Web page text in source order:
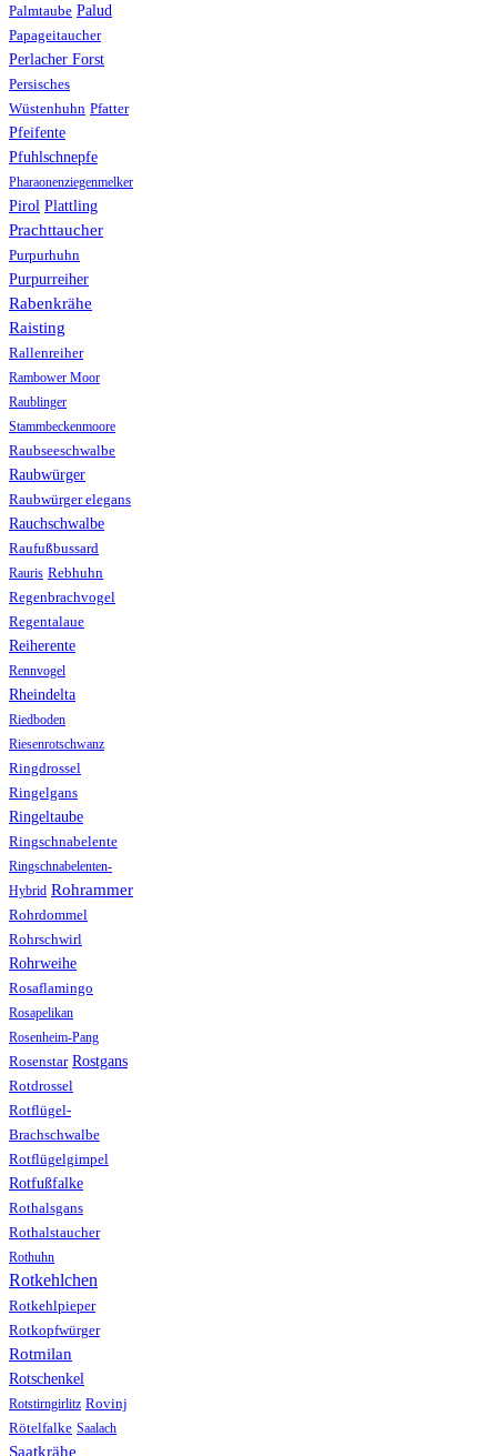
Palmtaube Palud
Papageitaucher
Perlacher Forst
Persisches
Wüstenhuhn Pfatter
Pfeifente
Pfuhlschnepfe
Pharaonenziegenmelker
Pirol Plattling
Prachttaucher
Purpurhuhn
Purpurreiher
Rabenkrähe
Raisting
Rallenreiher
Rambower Moor
Raublinger
Stammbeckenmoore
Raubseeschwalbe
Raubwürger
Raubwürger elegans
Rauchschwalbe
Raufußbussard
Rauris Rebhuhn
Regenbrachvogel
Regentalaue
Reiherente
Rennvogel
Rheindelta
Riedboden
Riesenrotschwanz
Ringdrossel
Ringelgans
Ringeltaube
Ringschnabelente
Ringschnabelenten-
Hybrid Rohrammer
Rohrdommel
Rohrschwirl
Rohrweihe
Rosaflamingo
Rosapelikan
Rosenheim-Pang
Rosenstar Rostgans
Rotdrossel
Rotflügel-
Brachschwalbe
Rotflügelgimpel
Rotfußfalke
Rothalsgans
Rothalstaucher
Rothuhn
Rotkehlchen
Rotkehlpieper
Rotkopfwürger
Rotmilan
Rotschenkel
Rotstirngirlitz Rovinj
Rötelfalke Saalach
Saatkrähe